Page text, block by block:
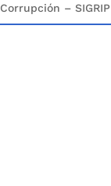
Corrupción – SIGRIP